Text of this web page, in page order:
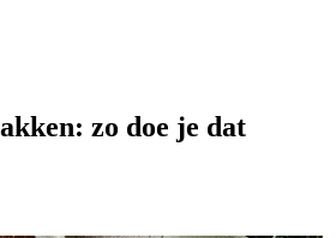
zo doe je dat